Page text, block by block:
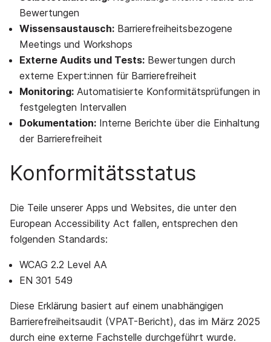
Bewertungen
Wissensaustausch: Barrierefreiheitsbezogene
Meetings und Workshops
Externe Audits und Tests: Bewertungen durch
externe Expert:innen für Barrierefreiheit
Monitoring: Automatisierte Konformitätsprüfungen in
festgelegten Intervallen
Dokumentation: Interne Berichte über die Einhaltung
der Barrierefreiheit
Konformitätsstatus
Die Teile unserer Apps und Websites, die unter den
European Accessibility Act fallen, entsprechen den
folgenden Standards:
WCAG 2.2 Level AA
EN 301 549
Diese Erklärung basiert auf einem unabhängigen
Barrierefreiheitsaudit (VPAT-Bericht), das im März 2025
durch eine externe Fachstelle durchgeführt wurde.